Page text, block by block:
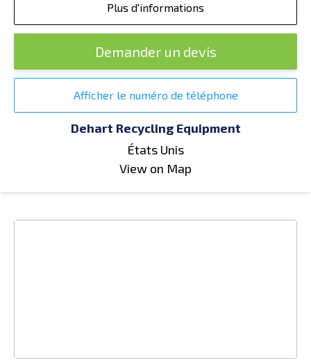
Plus d'informations
Demander un devis
Afficher le numéro de téléphone
Dehart Recycling Equipment
États Unis
View on Map